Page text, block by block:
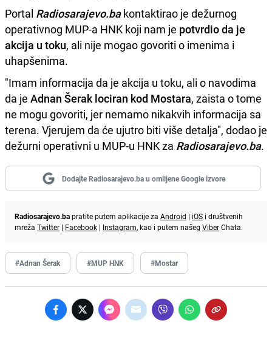
Portal Radiosarajevo.bakontaktirao je dežurnog
operativnog MUP-a HNK koji nam je potvrdio da je
akcija u toku, ali nije mogao govoriti o imenima i
uhapšenima.
"Imam informacija da je akcija u toku, ali o navodima
da je Adnan Šerak lociran kod Mostara, zaista o tome
ne mogu govoriti, jer nemamo nikakvih informacija sa
terena. Vjerujem da će ujutro biti više detalja", dodao je
dežurni operativni u MUP-u HNK za Radiosarajevo.ba.
Dodajte Radiosarajevo.ba u omiljene Google izvore
Radiosarajevo.bapratite putem aplikacije za Android | iOS i društvenih
mreža Twitter | Facebook | Instagram, kao i putem našeg ViberChata.
#Adnan Šerak #MUP HNK #Mostar